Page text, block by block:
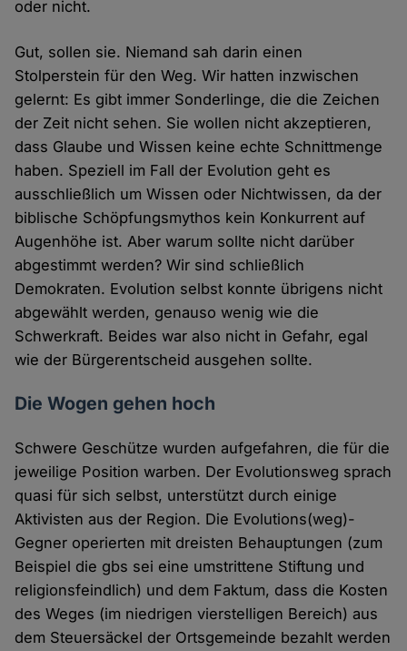
oder nicht.
Gut, sollen sie. Niemand sah darin einen
Stolperstein für den Weg. Wir hatten inzwischen
gelernt: Es gibt immer Sonderlinge, die die Zeichen
der Zeit nicht sehen. Sie wollen nicht akzeptieren,
dass Glaube und Wissen keine echte Schnittmenge
haben. Speziell im Fall der Evolution geht es
ausschließlich um Wissen oder Nichtwissen, da der
biblische Schöpfungsmythos kein Konkurrent auf
Augenhöhe ist. Aber warum sollte nicht darüber
abgestimmt werden? Wir sind schließlich
Demokraten. Evolution selbst konnte übrigens nicht
abgewählt werden, genauso wenig wie die
Schwerkraft. Beides war also nicht in Gefahr, egal
wie der Bürgerentscheid ausgehen sollte.
Die Wogen gehen hoch
Schwere Geschütze wurden aufgefahren, die für die
jeweilige Position warben. Der Evolutionsweg sprach
quasi für sich selbst, unterstützt durch einige
Aktivisten aus der Region. Die Evolutions(weg)-
Gegner operierten mit dreisten Behauptungen (zum
Beispiel die gbs sei eine umstrittene Stiftung und
religionsfeindlich) und dem Faktum, dass die Kosten
des Weges (im niedrigen vierstelligen Bereich) aus
dem Steuersäckel der Ortsgemeinde bezahlt werden